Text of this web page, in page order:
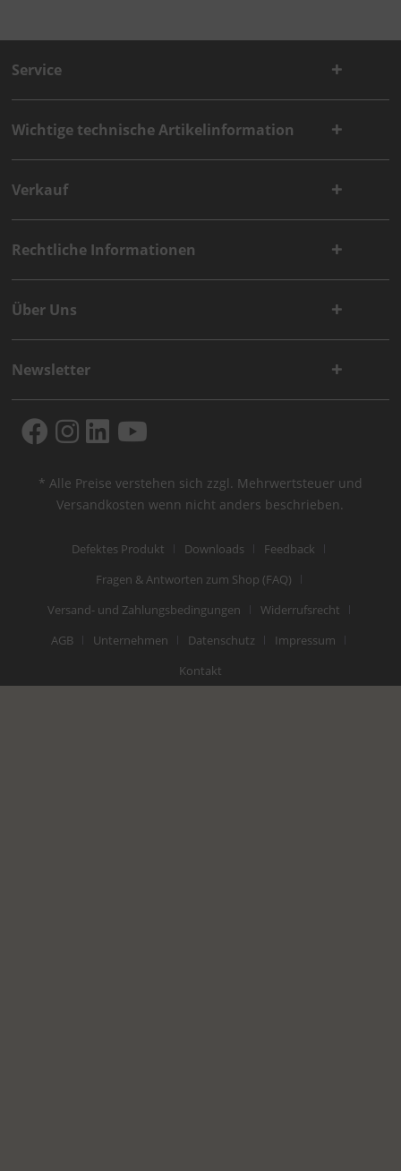
Service
Wichtige technische Artikelinformation
Verkauf
Rechtliche Informationen
Über Uns
Newsletter
* Alle Preise verstehen sich zzgl. Mehrwertsteuer und
Versandkosten wenn nicht anders beschrieben.
Defektes Produkt Downloads
Feedback
Fragen & Antworten zum Shop (FAQ)
Versand- und Zahlungsbedingungen
Widerrufsrecht
AGB
Unternehmen Datenschutz
Impressum
Kontakt